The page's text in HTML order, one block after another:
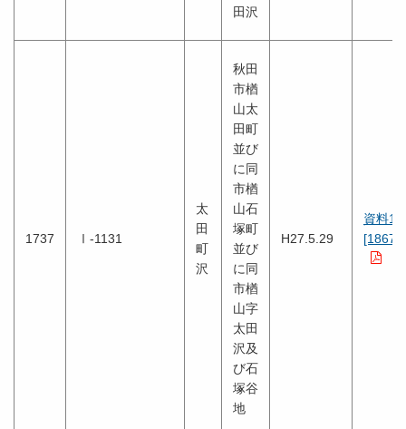
田沢
1737 Ⅰ-1131
太
田
町
沢
秋田
市楢
山太
田町
並び
に同
市楢
山石
塚町
並び
に同
市楢
山字
太田
沢及
び石
塚谷
地
H27.5.29
資料1